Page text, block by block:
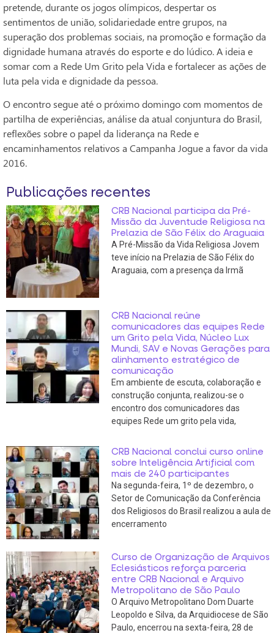
pretende, durante os jogos olímpicos, despertar os
sentimentos de união, solidariedade entre grupos, na
superação dos problemas sociais, na promoção e formação da
dignidade humana através do esporte e do lúdico. A ideia e
somar com a Rede Um Grito pela Vida e fortalecer as ações de
luta pela vida e dignidade da pessoa.
O encontro segue até o próximo domingo com momentos de
partilha de experiências, análise da atual conjuntura do Brasil,
reflexões sobre o papel da liderança na Rede e
encaminhamentos relativos a Campanha Jogue a favor da vida
2016.
Publicações recentes
CRB Nacional participa da Pré-
Missão da Juventude Religiosa na
Prelazia de São Félix do Araguaia
A Pré-Missão da Vida Religiosa Jovem
teve início na Prelazia de São Félix do
Araguaia, com a presença da Irmã
CRB Nacional reúne
comunicadores das equipes Rede
um Grito pela Vida, Núcleo Lux
Mundi, SAV e Novas Gerações para
alinhamento estratégico de
comunicação
Em ambiente de escuta, colaboração e
construção conjunta, realizou-se o
encontro dos comunicadores das
equipes Rede um grito pela vida,
CRB Nacional conclui curso online
sobre Inteligência Artificial com
mais de 240 participantes
Na segunda-feira, 1º de dezembro, o
Setor de Comunicação da Conferência
dos Religiosos do Brasil realizou a aula de
encerramento
Curso de Organização de Arquivos
Eclesiásticos reforça parceria
entre CRB Nacional e Arquivo
Metropolitano de São Paulo
O Arquivo Metropolitano Dom Duarte
Leopoldo e Silva, da Arquidiocese de São
Paulo, encerrou na sexta-feira, 28 de